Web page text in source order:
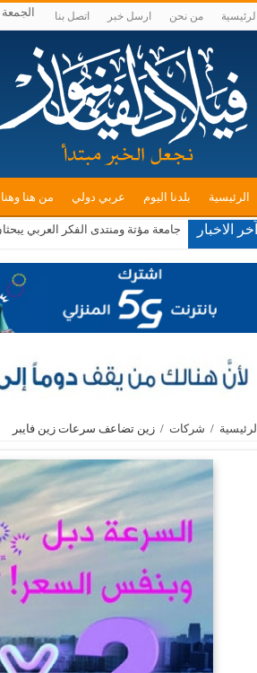
الرئيسية من نحن ارسل خبر اتصل بنا الجمعة ,
الرئيسية بلدنا اليوم عربي دولي من هنا
آخر الاخبار جامعة مؤتة ومنتدى الفكر العربي
الرئيسية / شركات / زين تضاعف سرعات زين فايبر